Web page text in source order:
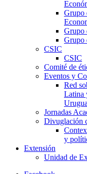
Grupo
Grupo
Grupo
CSIC
CSIC
Comité de
Eventos y
Red
Latina
Jornadas
Divuglación
y
Extensión
Unidad de